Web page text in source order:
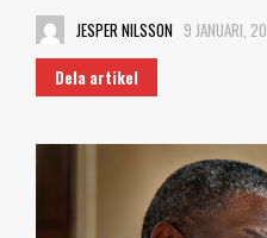
JESPER NILSSON 9 JANUARI,
Dela artikel